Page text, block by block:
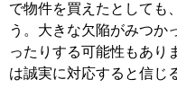
で物件を買えたとしても
う。大きな欠陥がみつか
ったりする可能性もあり
は誠実に対応すると信じ